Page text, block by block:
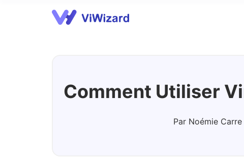
Comment Utiliser
Par Noémie Carre